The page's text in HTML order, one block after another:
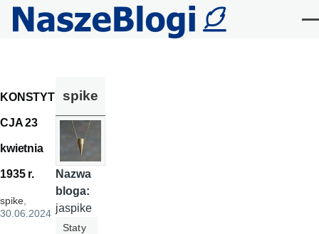
Przejdź do treści
KONSTYTU
CJA 23
kwietnia
1935 r.
spike,
30.06.2024
spike
Nazwa
bloga:
jaspike
Staty